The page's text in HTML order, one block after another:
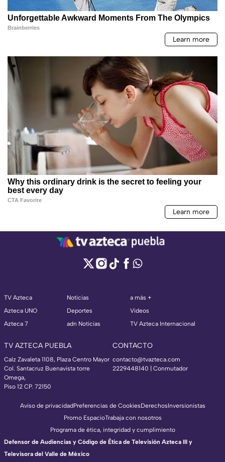
TV Azteca
Azteca UNO
Azteca 7
Noticias
Deportes
adn Noticias
a más +
Videos
TV Azteca Internacional
TV AZTECA PUEBLA
Calz Zavaleta 1108, Plaza Centro Mayor
Col. Santacruz Buenavista torre
Omega,
Piso 12 CP. 72150
CONTACTO
contacto@tvazteca.com
2229448140 | Conmutador
Aviso de privacidadPreferencias de CookiesDerechosInversionistas
Promo EspacioTrabaja con nosotros
Programa de ética, integridad y cumplimiento
Defensor de Audiencias y Código de Ética de Televisión Azteca III y
Televisora del Valle de México